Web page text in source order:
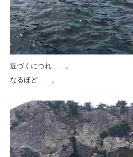
近づくにつれ……。
なるほど……。